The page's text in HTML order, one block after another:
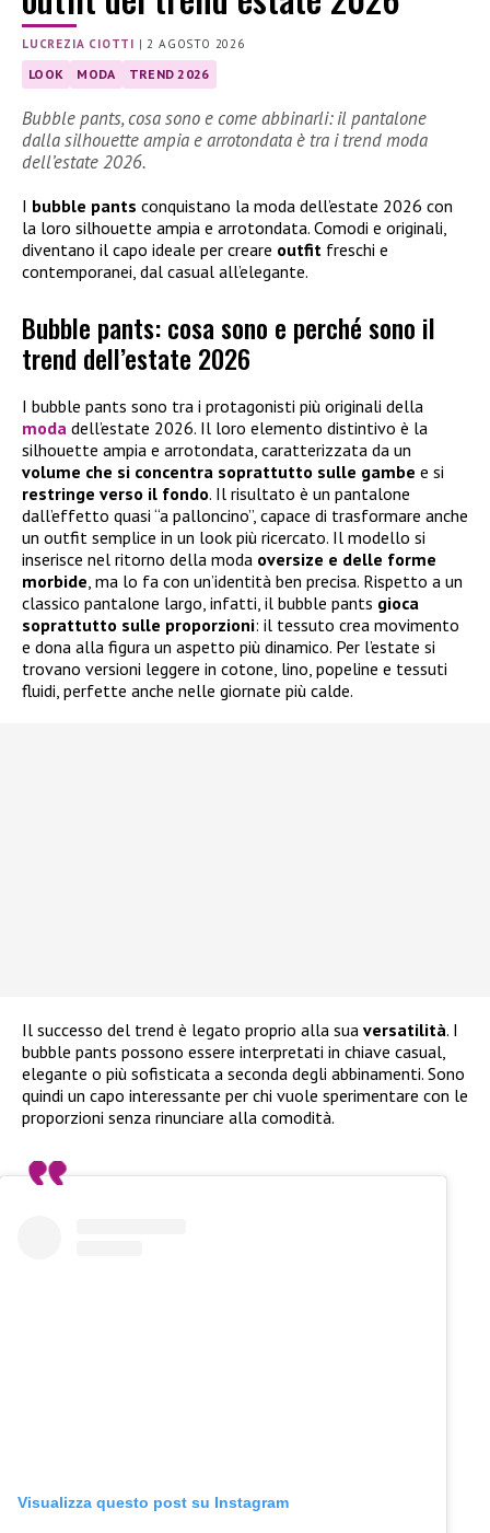
LUCREZIA CIOTTI |2 AGOSTO 2026
LOOK MODA TREND 2026
Bubble pants, cosa sono e come abbinarli: il pantalone
dalla silhouette ampia e arrotondata è tra i trend moda
dell’estate 2026.
I bubble pants conquistano la moda dell’estate 2026 con
la loro silhouette ampia e arrotondata. Comodi e originali,
diventano il capo ideale per creare outfit freschi e
contemporanei, dal casual all’elegante.
Bubble pants: cosa sono e perché sono il
trend dell’estate 2026
I bubble pants sono tra i protagonisti più originali della
moda dell’estate 2026. Il loro elemento distintivo è la
silhouette ampia e arrotondata, caratterizzata da un
volume che si concentra soprattutto sulle gambe e si
restringe verso il fondo. Il risultato è un pantalone
dall’effetto quasi “a palloncino”, capace di trasformare anche
un outfit semplice in un look più ricercato. Il modello si
inserisce nel ritorno della moda oversize e delle forme
morbide , ma lo fa con un’identità ben precisa. Rispetto a un
classico pantalone largo, infatti, il bubble pants gioca
soprattutto sulle proporzioni: il tessuto crea movimento
e dona alla figura un aspetto più dinamico. Per l’estate si
trovano versioni leggere in cotone, lino, popeline e tessuti
fluidi, perfette anche nelle giornate più calde.
Il successo del trend è legato proprio alla sua versatilità. I
bubble pants possono essere interpretati in chiave casual,
elegante o più sofisticata a seconda degli abbinamenti. Sono
quindi un capo interessante per chi vuole sperimentare con le
proporzioni senza rinunciare alla comodità.
Visualizza questo post su Instagram